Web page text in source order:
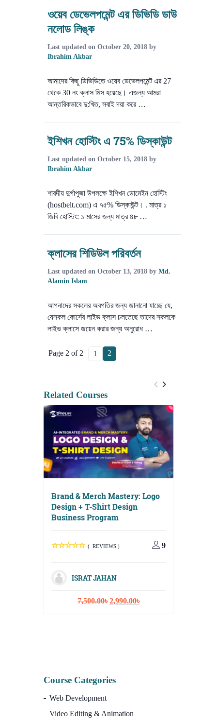
ওয়েব ডেভেলপমেন্ট এর ডিভিডি ডাউ
নলোড লিঙ্ক
Last updated on October 20, 2018 by
Ibrahim Akbar
আমাদের কিছু ডিভিডিতে ওয়েব ডেভেলপমেন্ট এর 27
থেকে 30 নং ক্লাস মিস হয়েছে। এজন্য আমরা
আন্তরিকভাবে দু:খিত, সবাই দয়া করে …
ইশিখন হোস্টিং এ 75% ডিস্কাউন্ট
Last updated on October 15, 2018 by
Ibrahim Akbar
শারদীয় দুর্গাপুজা উপলক্ষে ইশিখন ডোমেইন হোস্টিং
(hostbelt.com) এ ৭৫% ডিস্কাউন্ট। . মাত্র ১
জিবি হোস্টিং: ১ মাসের জন্য মাত্র ৪৮ …
ক্লাসের শিডিউল পরিবর্তন
Last updated on October 13, 2018 by Md.
Alamin Islam
আপনাদের সকলের অবগতির জন্য জানানো যাচ্ছে যে,
যেসকল কোর্সের লাইভ ক্লাস চলতেছে তাদের সকলকে
লাইভ ক্লাসে জয়েন করার জন্য অনুরোধ …
Page 2 of 2 1 2
Related Courses
Brand & Merch Mastery: Logo
Design + T-Shirt Design
Business Program
( REVIEWS ) 9
ISRAT JAHAN
7,500.00৳ Original
2,990.00৳Current
Course Categories
Web Development
Video Editing & Animation